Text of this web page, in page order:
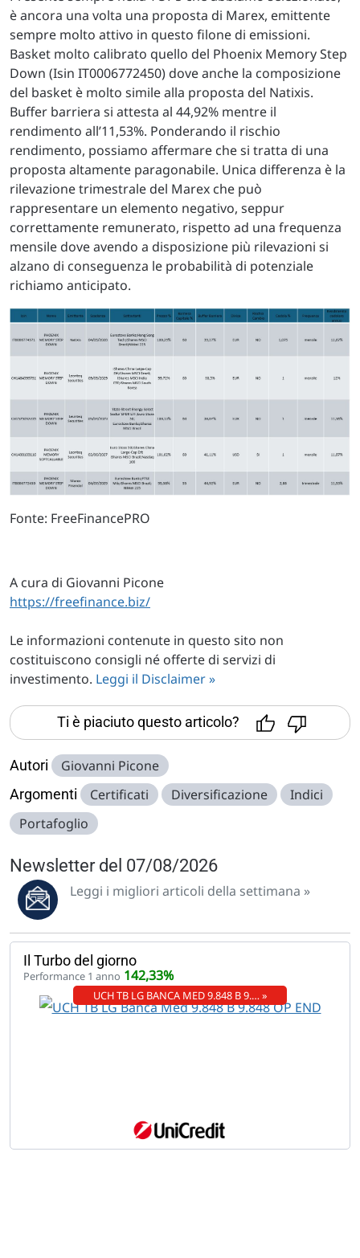
è ancora una volta una proposta di Marex, emittente
sempre molto attivo in questo filone di emissioni.
Basket molto calibrato quello del Phoenix Memory Step
Down (Isin IT0006772450) dove anche la composizione
del basket è molto simile alla proposta del Natixis.
Buffer barriera si attesta al 44,92% mentre il
rendimento all’11,53%. Ponderando il rischio
rendimento, possiamo affermare che si tratta di una
proposta altamente paragonabile. Unica differenza è la
rilevazione trimestrale del Marex che può
rappresentare un elemento negativo, seppur
correttamente remunerato, rispetto ad una frequenza
mensile dove avendo a disposizione più rilevazioni si
alzano di conseguenza le probabilità di potenziale
richiamo anticipato.
Fonte: FreeFinancePRO
A cura di Giovanni Picone
https://freefinance.biz/
Le informazioni contenute in questo sito non
costituiscono consigli né offerte di servizi di
investimento. Leggi il Disclaimer »
Ti è piaciuto questo articolo?
Autori Giovanni Picone
Argomenti Certificati Diversificazione
Indici
Portafoglio
Newsletter del 07/08/2026
Leggi i migliori articoli della settimana »
Il Turbo del giorno
Performance 1 anno 142,33%
UCH TB LG BANCA MED 9.848 B 9.… »